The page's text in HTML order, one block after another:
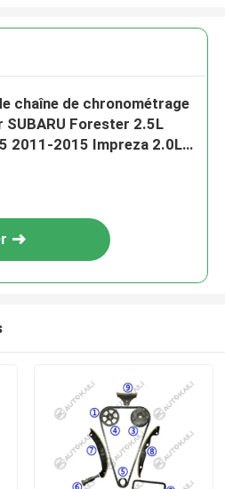
chaîne de chronométrage
SUBARU Forester 2.5L
2011-2015 Impreza 2.0L